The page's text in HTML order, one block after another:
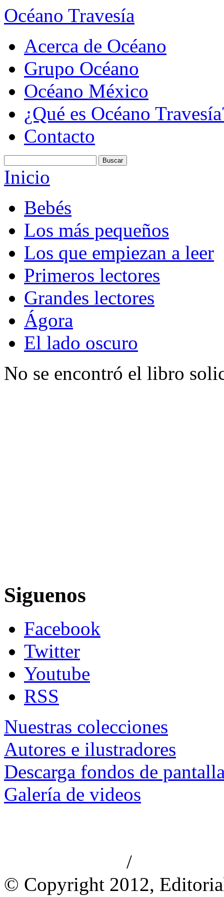
Océano Travesía
Acerca de Océano
Grupo Océano
Océano México
¿Qué es Océano
Contacto
Inicio
Bebés
Los más pequeños
Los que empiezan a leer
Primeros lectores
Grandes lectores
Ágora
El lado oscuro
No se encontró el libro
Siguenos
Facebook
Twitter
Youtube
RSS
Nuestras colecciones
Autores e ilustradores
Descarga fondos de
Galería de videos
/
© Copyright 2012,